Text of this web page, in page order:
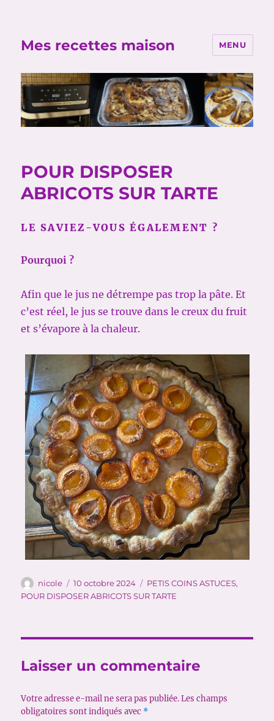
Mes recettes maison MENU
POUR DISPOSER
ABRICOTS SUR TARTE
LE SAVIEZ-VOUS ÉGALEMENT ?
Pourquoi ?
Afin que le jus ne détrempe pas trop la pâte. Et
c’est réel, le jus se trouve dans le creux du fruit
et s’évapore à la chaleur.
Auteur
nicole
Publié
le
10 octobre 2024 Catégories
PETIS COINS ASTUCES,
POUR DISPOSER ABRICOTS SUR TARTE
Laisser un commentaire
Votre adresse e-mail ne sera pas publiée. Les champs
obligatoires sont indiqués avec *